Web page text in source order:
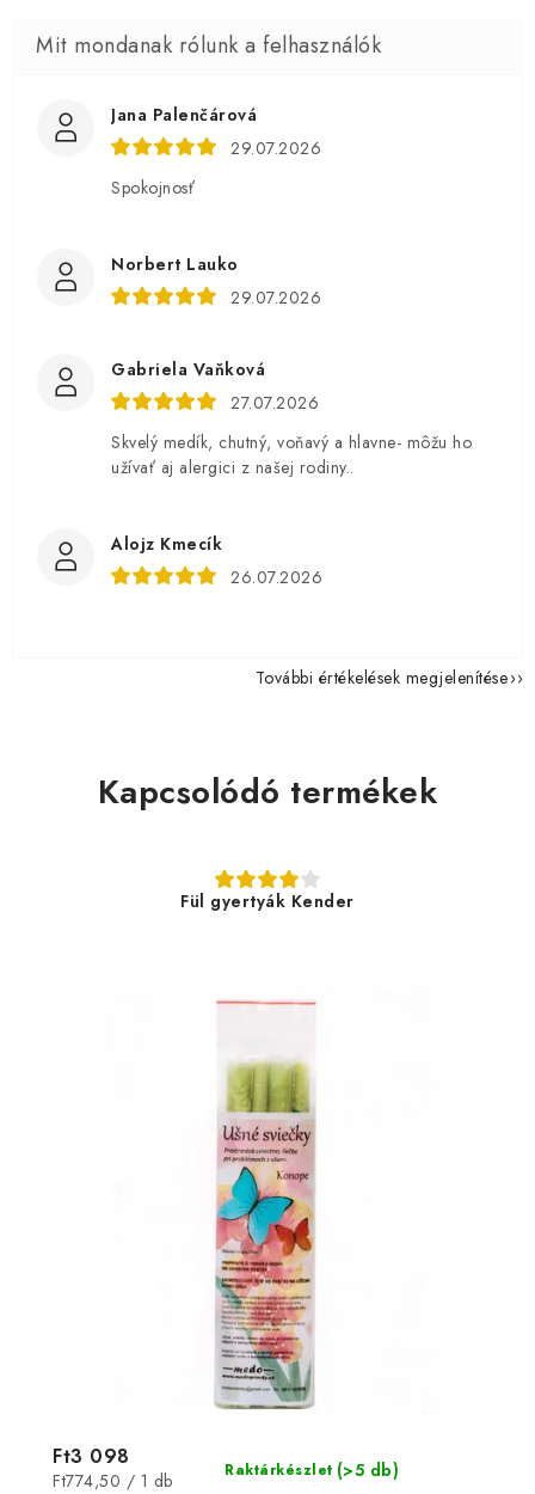
Jana Palenčárová
29.07.2026
Spokojnosť
Norbert Lauko
29.07.2026
Gabriela Vaňková
27.07.2026
Skvelý medík, chutný, voňavý a hlavne- môžu ho
užívať aj alergici z našej rodiny..
Alojz Kmecík
26.07.2026
További értékelések megjelenítése
Kapcsolódó termékek
Fül gyertyák Kender
Raktárkészlet (>5 db)
Ft3 098
Egységár:
Ft774,50 / 1 db